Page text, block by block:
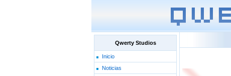
Qwerty Studios
Inicio
Noticias